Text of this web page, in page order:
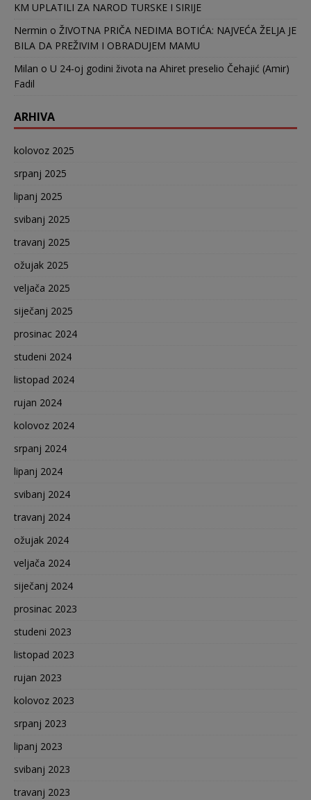
KM UPLATILI ZA NAROD TURSKE I SIRIJE
Nermin o ŽIVOTNA PRIČA NEDIMA BOTIĆA: NAJVEĆA ŽELJA JE
BILA DA PREŽIVIM I OBRADUJEM MAMU
Milan o U 24-oj godini života na Ahiret preselio Čehajić (Amir)
Fadil
ARHIVA
kolovoz 2025
srpanj 2025
lipanj 2025
svibanj 2025
travanj 2025
ožujak 2025
veljača 2025
siječanj 2025
prosinac 2024
studeni 2024
listopad 2024
rujan 2024
kolovoz 2024
srpanj 2024
lipanj 2024
svibanj 2024
travanj 2024
ožujak 2024
veljača 2024
siječanj 2024
prosinac 2023
studeni 2023
listopad 2023
rujan 2023
kolovoz 2023
srpanj 2023
lipanj 2023
svibanj 2023
travanj 2023